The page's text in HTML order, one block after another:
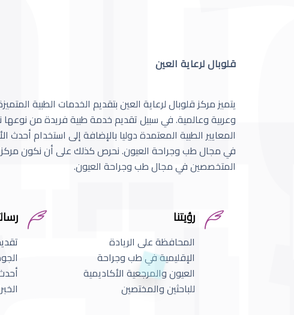
قلوبال لرعاية العين
يتميز مركز قلوبال لرعاية العين بتقديم الخدمات الطبية
وعربية وعالمية. في سبيل تقديم خدمة طبية فريدة من نوعها
المعايير الطبية المعتمدة دوليا بالإضافة إلى استخدام أحدث
في مجال طب وجراحة العيون. نحرص كذلك على أن نكون
المتخصصين في مجال طب وجراحة العيون.
رؤيتنا
المحافظة على الريادة
الإقليمية في طب وجراحة
العيون والمرجعية الأكاديمية
للباحثين والمختصين